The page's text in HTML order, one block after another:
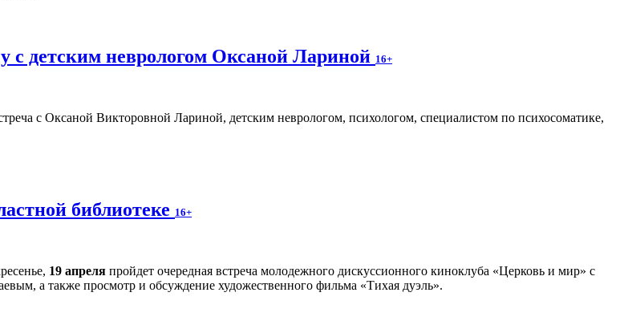
с детским неврологом Оксаной Лариной 16+
с Оксаной Викторовной Лариной, детским неврологом, психологом, специалистом по психосоматике,
библиотеке 16+
19 апреля пройдет очередная встреча молодежного дискуссионного киноклуба «Церковь и мир» с
а также просмотр и обсуждение художественного фильма «Тихая дуэль».